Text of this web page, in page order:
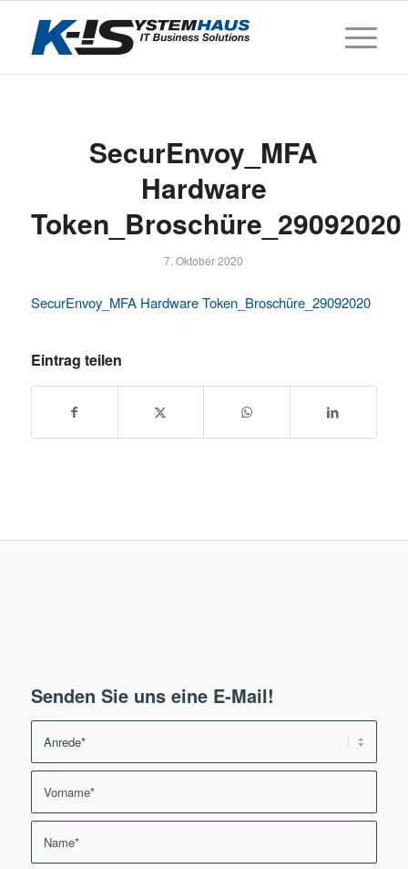
SecurEnvoy_MFA
Hardware
Token_Broschüre_29092020
7. Oktober 2020
SecurEnvoy_MFA Hardware Token_Broschüre_29092020
Eintrag teilen
Senden Sie uns eine E-Mail!